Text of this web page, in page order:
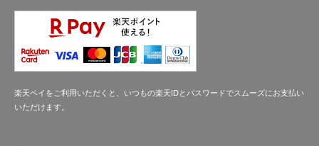
楽天ペイをご利用いただくと、いつもの楽天IDとパスワードでスムーズにお支払い
いただけます。